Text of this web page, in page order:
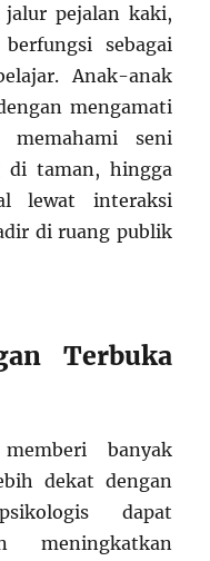
jalur pejalan kaki,
sebagai
Anak-anak
mengamati
memahami seni
di taman, hingga
lewat interaksi
di ruang publik
Terbuka
banyak
dekat dengan
dapat
meningkatkan